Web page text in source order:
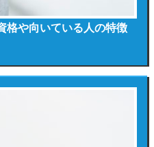
格や向いている人の特徴